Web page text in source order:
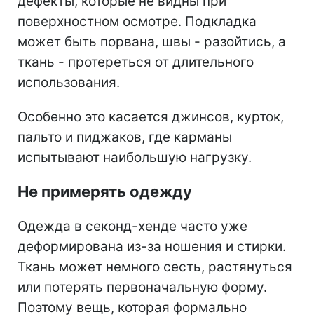
поверхностном осмотре. Подкладка
может быть порвана, швы - разойтись, а
ткань - протереться от длительного
использования.
Особенно это касается джинсов, курток,
пальто и пиджаков, где карманы
испытывают наибольшую нагрузку.
Не примерять одежду
Одежда в секонд-хенде часто уже
деформирована из-за ношения и стирки.
Ткань может немного сесть, растянуться
или потерять первоначальную форму.
Поэтому вещь, которая формально